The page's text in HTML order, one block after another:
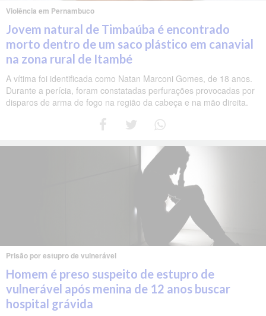
Violência em Pernambuco
Jovem natural de Timbaúba é encontrado
morto dentro de um saco plástico em canavial
na zona rural de Itambé
A vítima foi identificada como Natan Marconi Gomes, de 18 anos.
Durante a perícia, foram constatadas perfurações provocadas por
disparos de arma de fogo na região da cabeça e na mão direita.
Prisão por estupro de vulnerável
Homem é preso suspeito de estupro de
vulnerável após menina de 12 anos buscar
hospital grávida